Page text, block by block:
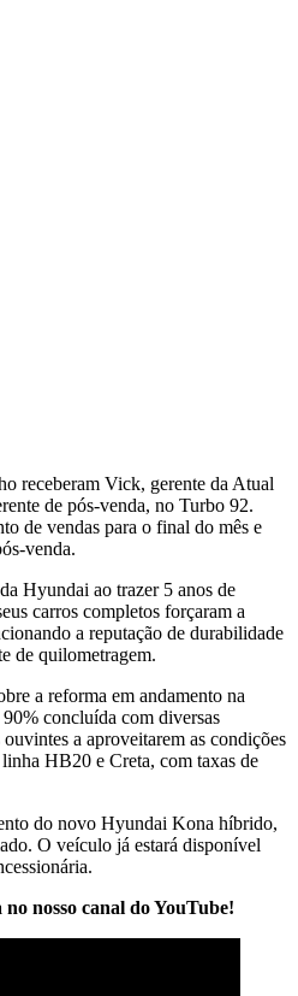
receberam Vick, gerente da Atual
de pós-venda, no Turbo 92.
de vendas para o final do mês e
venda.
Hyundai ao trazer 5 anos de
carros completos forçaram a
a reputação de durabilidade
de quilometragem.
a reforma em andamento na
90% concluída com diversas
a aproveitarem as condições
HB20 e Creta, com taxas de
do novo Hyundai Kona híbrido,
O veículo já estará disponível
nosso canal do YouTube!